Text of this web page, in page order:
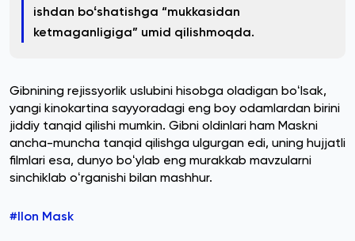
ishdan boʻshatishga “mukkasidan
ketmaganligiga” umid qilishmoqda.
Gibnining rejissyorlik uslubini hisobga oladigan boʻlsak,
yangi kinokartina sayyoradagi eng boy odamlardan birini
jiddiy tanqid qilishi mumkin. Gibni oldinlari ham Maskni
ancha-muncha tanqid qilishga ulgurgan edi, uning hujjatli
filmlari esa, dunyo boʻylab eng murakkab mavzularni
sinchiklab oʻrganishi bilan mashhur.
#Ilon Mask